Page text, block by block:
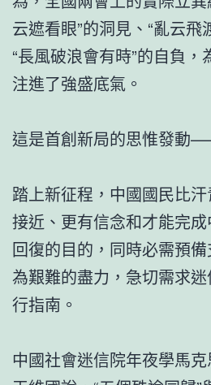
云遮看眼”的洞見、“亂云飛
“長風破浪會有時”的自負
注進了強盛底氣。
這是首創新局的思惟發動
踏上新征程，中國國民比
接近、更有信念和才能完
回復的目的，同時必需預
為艱難的盡力，急切需求
行指南。
中國社會迷信院年夜學馬